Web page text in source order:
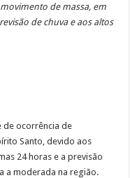
de massa, em
de chuva e aos altos
de ocorrência de
Santo, devido aos
24 horas e a previsão
a moderada na região.